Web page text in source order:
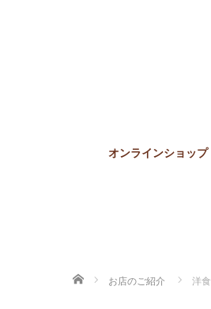
オンラインショップ
ホーム お店のご紹介 洋食